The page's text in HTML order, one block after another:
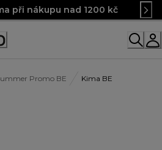
při nákupu nad 1200 kč
Promo BE Kima BE